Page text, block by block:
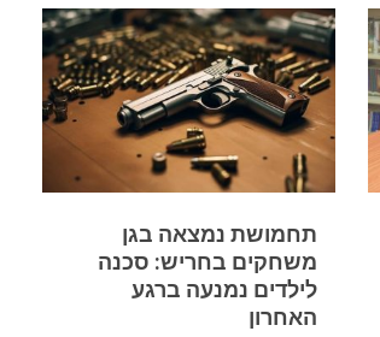
תחמושת נמצאה בגן
משחקים בחריש: סכנה
לילדים נמנעה ברגע
האחרון